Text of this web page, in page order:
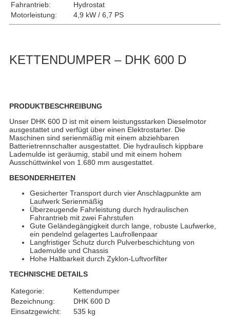
Fahrantrieb:
Hydrostat
Motorleistung:
4,9 kW / 6,7 PS
KETTENDUMPER – DHK 600 D
PRODUKTBESCHREIBUNG
Unser DHK 600 D ist mit einem leistungsstarken Dieselmotor
ausgestattet und verfügt über einen Elektrostarter. Die
Maschinen sind serienmäßig mit einem abziehbaren
Batterietrennschalter ausgestattet. Die hydraulisch kippbare
Lademulde ist geräumig, stabil und mit einem hohem
Ausschüttwinkel von 1.680 mm ausgestattet.
BESONDERHEITEN
Gesicherter Transport durch vier Anschlagpunkte am
Laufwerk Serienmäßig
Überzeugende Fahrleistung durch hydraulischen
Fahrantrieb mit zwei Fahrstufen
Gute Geländegängigkeit durch lange, robuste Laufwerke,
ein pendelnd gelagertes Laufrollenpaar
Langfristiger Schutz durch Pulverbeschichtung von
Lademulde und Chassis
Hohe Haltbarkeit durch Zyklon-Luftvorfilter
TECHNISCHE DETAILS
Kategorie:
Kettendumper
Bezeichnung:
DHK 600 D
Einsatzgewicht:
535 kg